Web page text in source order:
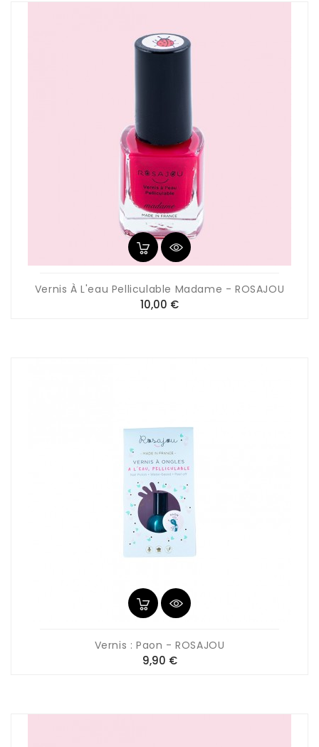
Vernis À L'eau Pelliculable Madame - ROSAJOU
10,00 €Prix
Vernis : Paon - ROSAJOU
9,90 €Prix